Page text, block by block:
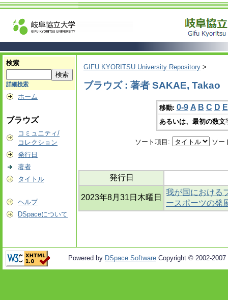
検索
詳細検索
ホーム
ブラウズ
コミュニティ/
コレクション
発行日
著者
タイトル
ヘルプ
DSpaceについて
GIFU KYORITSU University Repository >
ブラウズ : 著者 SAKAE, Takao
移動: 0-9 A B C D E
あるいは、最初の数
ソート項目: ソー
発行日
2023年8月31日木曜日
我が国における
ースポーツの発
Powered by DSpace Software Copyright © 2002-2007